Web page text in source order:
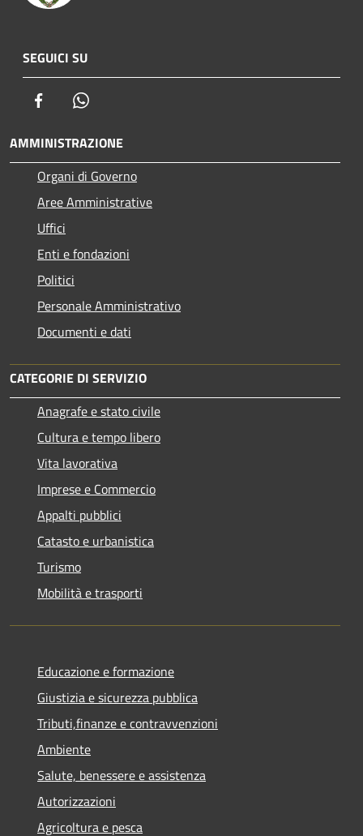
SEGUICI SU
Facebook
AMMINISTRAZIONE
Organi di Governo
Aree Amministrative
Uffici
Enti e fondazioni
Politici
Personale Amministrativo
Documenti e dati
CATEGORIE DI SERVIZIO
Anagrafe e stato civile
Cultura e tempo libero
Vita lavorativa
Imprese e Commercio
Appalti pubblici
Catasto e urbanistica
Turismo
Mobilità e trasporti
Educazione e formazione
Giustizia e sicurezza pubblica
Tributi,finanze e contravvenzioni
Ambiente
Salute, benessere e assistenza
Autorizzazioni
Agricoltura e pesca